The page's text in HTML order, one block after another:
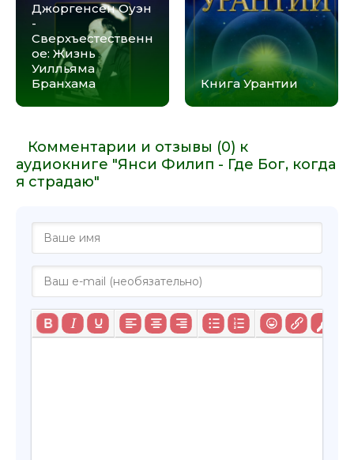
Джоргенсен Оуэн
-
Сверхъестественн
ое: Жизнь
Уилльяма
Бранхама
Книга Урантии
Комментарии и отзывы (0) к
аудиокниге "Янси Филип - Где Бог, когда
я страдаю"